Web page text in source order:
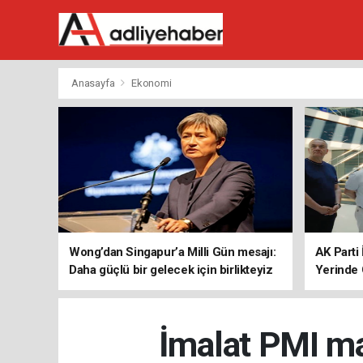
Anasayfa Ekonomi
Wong’dan Singapur’a Milli Gün mesajı:
Daha güçlü bir gelecek için birlikteyiz
AK Parti
Yerinde
İmalat PMI